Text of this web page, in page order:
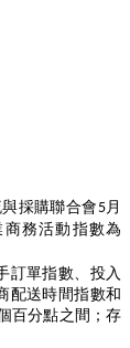
採購聯合會 5月
商務活動指數為
訂單指數、投入
配送時間指數和
百分點之間；存